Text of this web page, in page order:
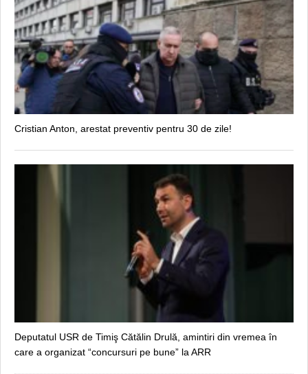
Cristian Anton, arestat preventiv pentru 30 de zile!
Deputatul USR de Timiş Cătălin Drulă, amintiri din vremea în
care a organizat “concursuri pe bune” la ARR